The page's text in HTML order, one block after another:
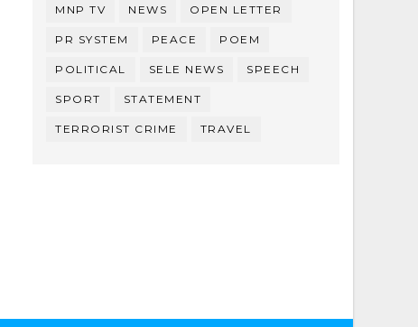
MNP TV NEWS OPEN LETTER
PR SYSTEM PEACE POEM
POLITICAL SELE NEWS SPEECH
SPORT STATEMENT
TERRORIST CRIME TRAVEL